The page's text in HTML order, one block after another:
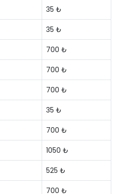
35 ₺
35 ₺
700 ₺
700 ₺
700 ₺
35 ₺
700 ₺
1050 ₺
525 ₺
700 ₺